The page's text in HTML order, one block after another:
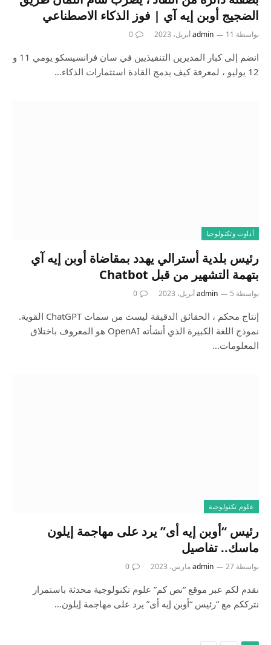
الضجيج أوبن إيه آي | فوز الذكاء الاصطناعي
بواسطة admin 11 أبريل، 2023 0
انضم إلى كبار المديرين التنفيذيين في سان فرانسيسكو يومي 11 و
12 يوليو ، لمعرفة كيف يدمج القادة استثمارات الذكاء…
أداوت وتكنولوجيا
رئيس بلدية أسترالي يهدد بمقاضاة أوبن إيه آي
بتهمة التشهير من قبل Chatbot
بواسطة admin 5 أبريل، 2023 0
إنتاج محكم ، الحقائق الدقيقة ليست من سمات ChatGPT القوية.
نموذج اللغة الكبيرة الذي أنشأته OpenAI هو المعروف باختلاق
المعلومات…
علوم تكنولوجية
رئيس “أوبن إيه أى” يرد على مهاجمة إيلون
ماسك.. تفاصيل
بواسطة admin 27 مارس، 2023 0
نقدم لكم عبر موقع “نص كم” علوم تكنولوجية محدثة باستمرار
نترككم مع “رئيس “أوبن إيه أى” يرد على مهاجمة إيلون…